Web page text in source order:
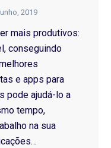
2019
mais produtivos:
conseguindo
e apps para
pode ajudá-lo a
tempo,
na sua